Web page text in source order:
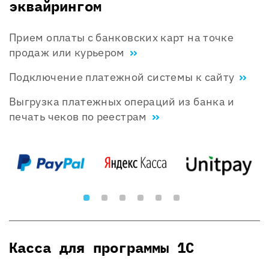
эквайрингом
Прием оплаты с банковских карт на точке
продаж или курьером
Подключение платежной системы к сайту
Выгрузка платежных операций из банка и
печать чеков по реестрам
Касса для программы 1С